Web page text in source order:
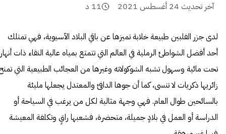
آخر تحديث 24 أغسطس 2021 11 د
لدى جزر الفلبين طبيعة خلابة تميزها عن باقي البلاد الآسيوية، فهي تمتلك
أحد أفضل الشواطئ الرملية في العالم التي تتمتع بمياه عالية النقاء ذات أنهار
تحت مائية وسهول تشبه الشوكولاته وغيرها من العجائب الطبيعية التي
زائريها ذكريات لا تنسى، كما أن جوها الدافئ والمعتدل يجعلها مليئة
بالسائحين طوال العام. فهي وجهة مثالية لكل من يرغب في السياحة أو
الدراسة أو العمل في بلادٍ جميلة، متحضرة، فشعبها راقٍ وتكلفة المعيشة